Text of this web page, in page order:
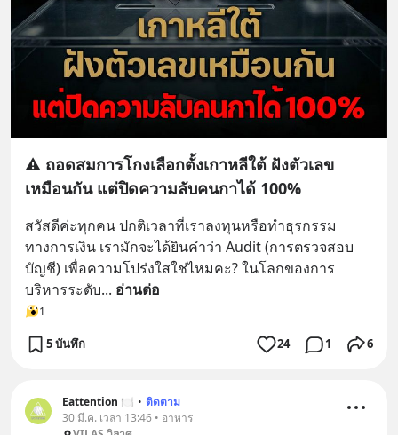
⚠️ ถอดสมการโกงเลือกตั้งเกาหลีใต้ ฝังตัวเลข
เหมือนกัน แต่ปิดความลับคนกาได้ 100%
สวัสดีค่ะทุกคน ปกติเวลาที่เราลงทุนหรือทำธุรกรรม
ทางการเงิน เรามักจะได้ยินคำว่า Audit (การตรวจสอบ
บัญชี) เพื่อความโปร่งใสใช่ไหมคะ? ในโลกของการ
บริหารระดับ... อ่านต่อ
1
5 บันทึก 24 1 6
Eattention 🍽 • ติดตาม
30 มี.ค. เวลา 13:46 • อาหาร